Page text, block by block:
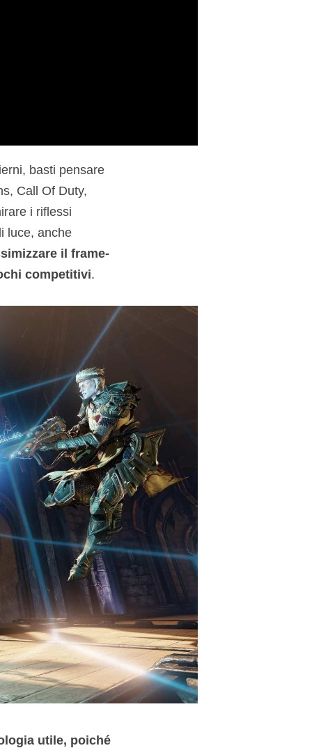
basti pensare
Call Of Duty,
i riflessi
luce, anche
il frame-
competitivi.
utile, poiché